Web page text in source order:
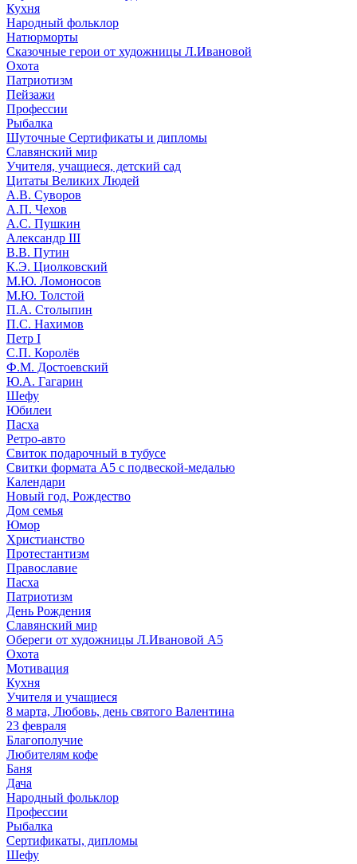
Кухня
Народный фольклор
Натюрморты
Сказочные герои от художницы Л.Ивановой
Охота
Патриотизм
Пейзажи
Профессии
Рыбалка
Шуточные Сертификаты и дипломы
Славянский мир
Учителя, учащиеся, детский сад
Цитаты Великих Людей
А.В. Суворов
А.П. Чехов
А.С. Пушкин
Александр III
В.В. Путин
К.Э. Циолковский
М.Ю. Ломоносов
М.Ю. Толстой
П.А. Столыпин
П.С. Нахимов
Петр I
С.П. Королёв
Ф.М. Достоевский
Ю.А. Гагарин
Шефу
Юбилеи
Пасха
Ретро-авто
Свиток подарочный в тубусе
Свитки формата А5 с подвеской-медалью
Календари
Новый год, Рождество
Дом семья
Юмор
Христианство
Протестантизм
Православие
Пасха
Патриотизм
День Рождения
Славянский мир
Обереги от художницы Л.Ивановой А5
Охота
Мотивация
Кухня
Учителя и учащиеся
8 марта, Любовь, день святого Валентина
23 февраля
Благополучие
Любителям кофе
Баня
Дача
Народный фольклор
Профессии
Рыбалка
Сертификаты, дипломы
Шефу